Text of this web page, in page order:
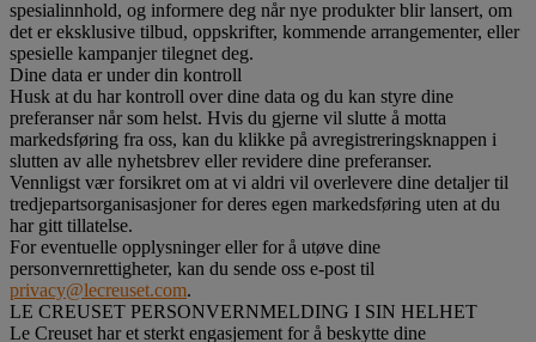
spesialinnhold, og informere deg når nye produkter blir lansert, om
det er eksklusive tilbud, oppskrifter, kommende arrangementer, eller
spesielle kampanjer tilegnet deg.
Dine data er under din kontroll
Husk at du har kontroll over dine data og du kan styre dine
preferanser når som helst. Hvis du gjerne vil slutte å motta
markedsføring fra oss, kan du klikke på avregistreringsknappen i
slutten av alle nyhetsbrev eller revidere dine preferanser.
Vennligst vær forsikret om at vi aldri vil overlevere dine detaljer til
tredjepartsorganisasjoner for deres egen markedsføring uten at du
har gitt tillatelse.
For eventuelle opplysninger eller for å utøve dine
personvernrettigheter, kan du sende oss e-post til
privacy@lecreuset.com.
LE CREUSET PERSONVERNMELDING I SIN HELHET
Le Creuset har et sterkt engasjement for å beskytte dine